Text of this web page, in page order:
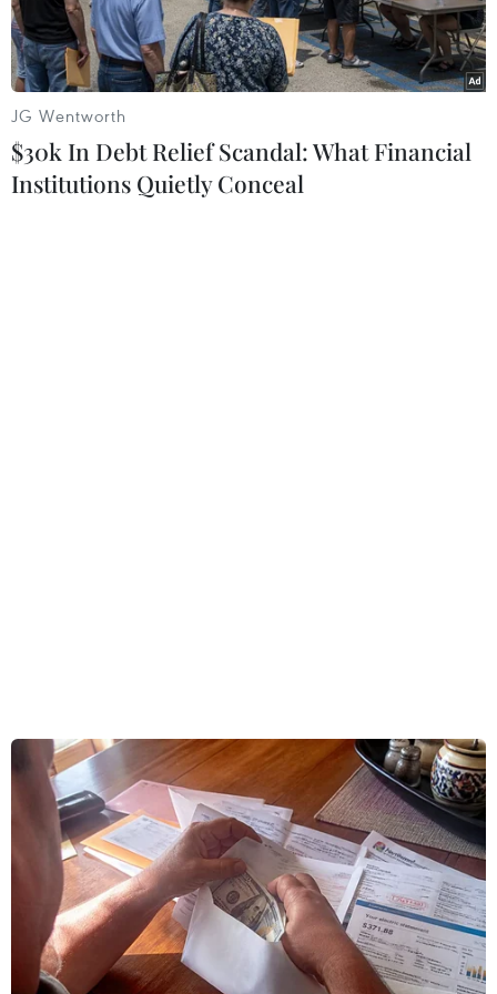
nhằm vào Moskva.
truyền thông cùng các thể chế nhà nước và cơ
sở hạ tầng trọng yếu của Nga đã phải chịu các
vụ tấn công mạng trong nhiều năm.
[Nga: Thông tin Mỹ tấn công mạng nhằm vào
Nga đã được xác nhận]
Ông Peskov cho rằng các vụ tấn công mạng này
"xuất phát từ nhiều nước phương Tây, trong đó
JG Wentworth
$30k In Debt Relief Scandal: What Financial
Institutions Quietly Conceal